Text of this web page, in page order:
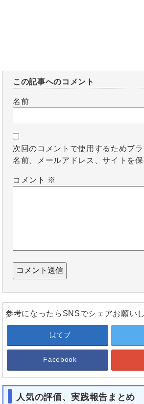
この記事へのコメント
名前
次回のコメントで使用するためブ
名前、メールアドレス、サイトを保
コメント ※
参考になったらSNSでシェアお願いし
はてブ
Facebook
人気の評価、実践報告まとめ